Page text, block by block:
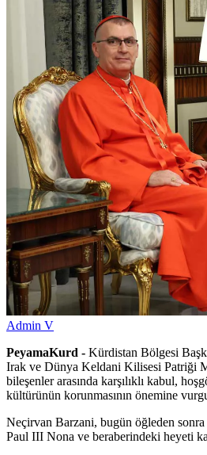
Admin V
PeyamaKurd - Kürdistan Bölgesi
Irak ve Dünya Keldani Kilisesi Patriği
bileşenler arasında karşılıklı kabul,
kültürünün korunmasının önemine
Neçirvan Barzani, bugün öğleden
Paul III Nona ve beraberindeki heyeti